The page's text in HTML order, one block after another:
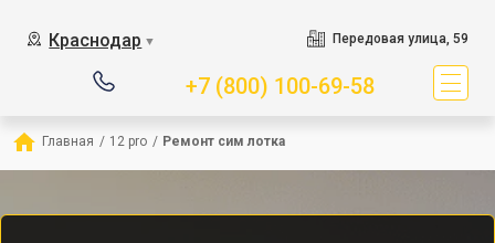
Краснодар ▼ Передовая улица, 59
+7 (800) 100-69-58
Главная / 12 pro / Ремонт сим лотка